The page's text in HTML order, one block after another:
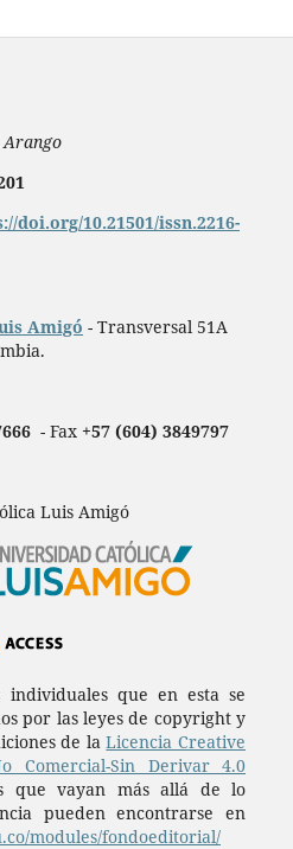
doi.org/10.21501/issn.2216-
Amigó - Transversal 51A
- Fax +57 (604) 3849797
Luis Amigó
que en esta se
por las leyes de copyright y
de laLicencia Creative
Comercial-Sin Derivar 4.0
que vayan más allá de lo
pueden encontrarse en
modules/fondoeditorial/